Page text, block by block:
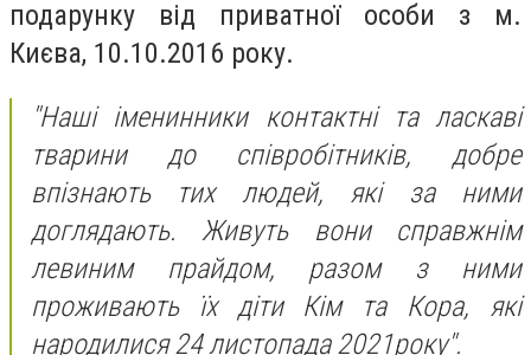
подарунку від приватної особи з м.
Києва, 10.10.2016 року.
"Наші іменинники контактні та ласкаві
тварини до співробітників, добре
впізнають тих людей, які за ними
доглядають. Живуть вони справжнім
левиним прайдом, разом з ними
проживають їх діти Кім та Кора, які
народилися 24 листопада 2021року".